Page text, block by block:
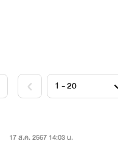
17 ส.ค. 2567 14:03 น.